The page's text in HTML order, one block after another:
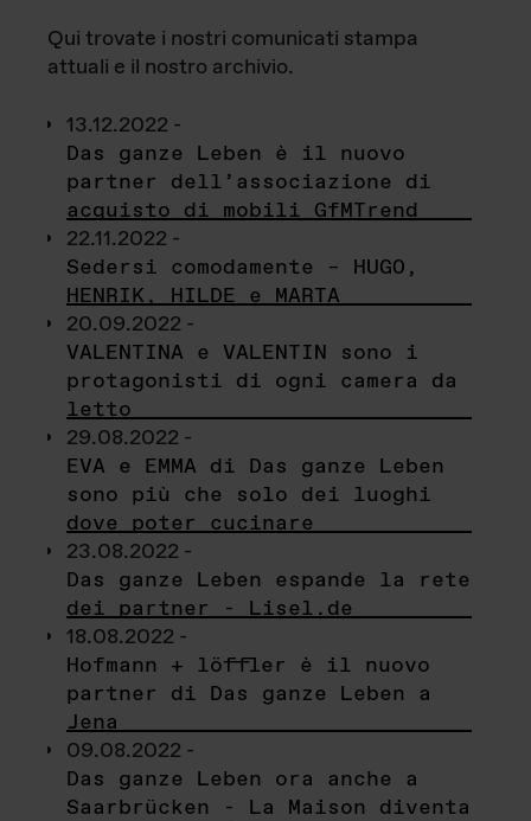
Qui trovate i nostri comunicati stampa
attuali e il nostro archivio.
13.12.2022 -
Das ganze Leben è il nuovo
partner dell’associazione di
acquisto di mobili GfMTrend
22.11.2022 -
Sedersi comodamente – HUGO,
HENRIK, HILDE e MARTA
20.09.2022 -
VALENTINA e VALENTIN sono i
protagonisti di ogni camera da
letto
29.08.2022 -
EVA e EMMA di Das ganze Leben
sono più che solo dei luoghi
dove poter cucinare
23.08.2022 -
Das ganze Leben espande la rete
dei partner - Lisel.de
18.08.2022 -
Hofmann + löffler è il nuovo
partner di Das ganze Leben a
Jena
09.08.2022 -
Das ganze Leben ora anche a
Saarbrücken - La Maison diventa